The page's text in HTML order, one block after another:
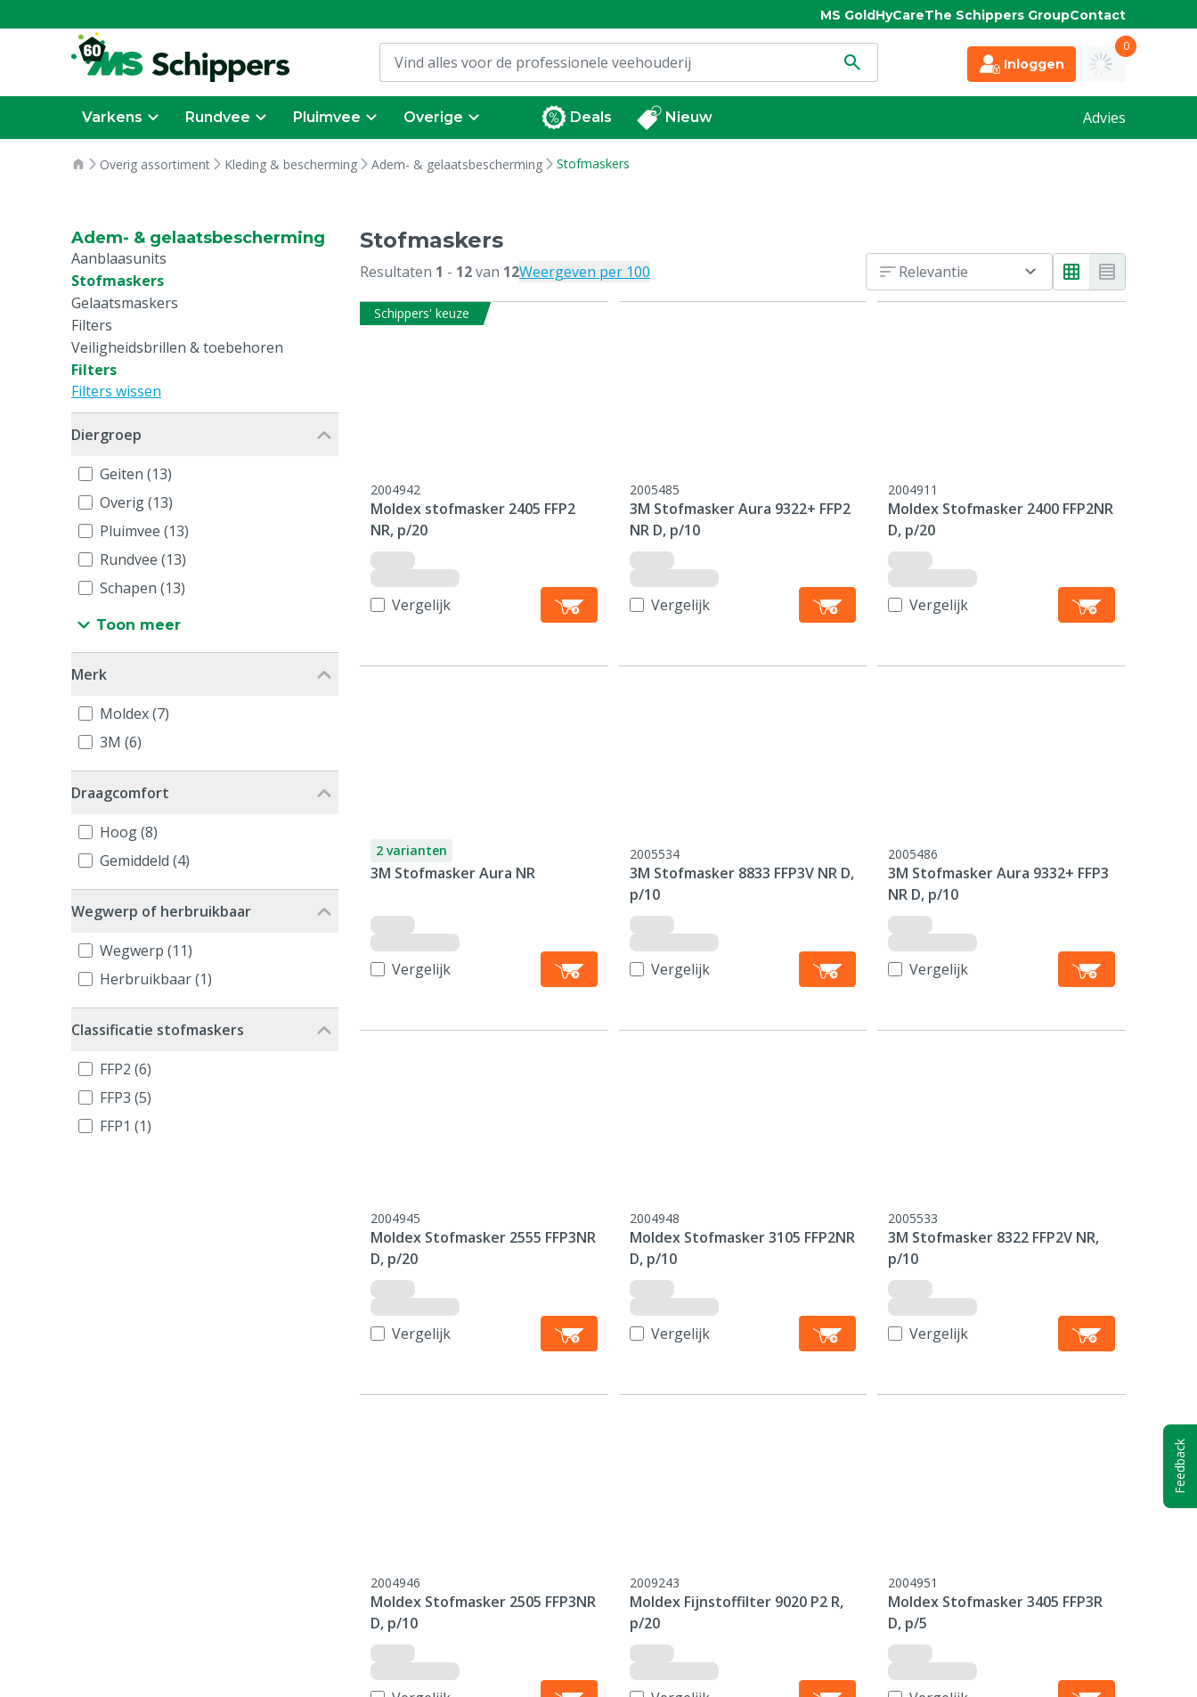
MS GoldHyCareThe Schippers GroupContact
Inloggen
0
Varkens Rundvee Pluimvee Overige Deals Nieuw Advies
Overig assortiment Kleding & bescherming Adem- & gelaatsbescherming Stofmaskers
Adem- & gelaatsbescherming
Aanblaasunits
Stofmaskers
Gelaatsmaskers
Filters
Veiligheidsbrillen & toebehoren
Filters
Filters wissen
Diergroep
Geiten (13)
Overig (13)
Pluimvee (13)
Rundvee (13)
Schapen (13)
Toon meer
Merk
Moldex (7)
3M (6)
Draagcomfort
Hoog (8)
Gemiddeld (4)
Wegwerp of herbruikbaar
Wegwerp (11)
Herbruikbaar (1)
Classificatie stofmaskers
FFP2 (6)
FFP3 (5)
FFP1 (1)
Stofmaskers
Resultaten 1 - 12van 12Weergeven per 100 Relevantie
Schippers' keuze
2004942
Moldex stofmasker 2405 FFP2
NR, p/20
Vergelijk
2005485
3M Stofmasker Aura 9322+ FFP2
NR D, p/10
Vergelijk
2004911
Moldex Stofmasker 2400 FFP2NR
D, p/20
Vergelijk
2 varianten
3M Stofmasker Aura NR
Vergelijk
2005534
3M Stofmasker 8833 FFP3V NR D,
p/10
Vergelijk
2005486
3M Stofmasker Aura 9332+ FFP3
NR D, p/10
Vergelijk
2004945
Moldex Stofmasker 2555 FFP3NR
D, p/20
Vergelijk
2004948
Moldex Stofmasker 3105 FFP2NR
D, p/10
Vergelijk
2005533
3M Stofmasker 8322 FFP2V NR,
p/10
Vergelijk
2004946
Moldex Stofmasker 2505 FFP3NR
D, p/10
2009243
Moldex Fijnstoffilter 9020 P2 R,
p/20
2004951
Moldex Stofmasker 3405 FFP3R
D, p/5
Feedback